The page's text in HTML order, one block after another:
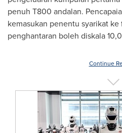
penuh T800 andalan.
kemasukan penentu syarikat ke
penghantaran boleh diskala
Continue